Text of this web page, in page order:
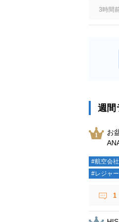
れるん
の人は来
3時間
週間
お
#航空会社
#レジャー
1